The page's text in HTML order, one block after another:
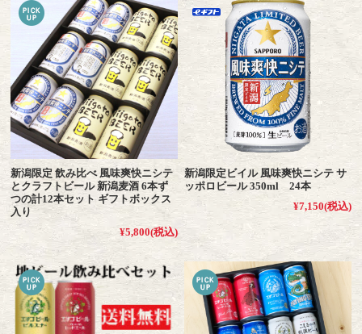
新潟限定 飲み比べ 風味爽快ニシテ
とクラフトビール 新潟麦酒 6本ず
つの計12本セット ギフトボックス
入り
¥5,800(税込)
新潟限定ビイル 風味爽快ニシテ サ
ッポロビール 350ml 24本
¥7,150(税込)